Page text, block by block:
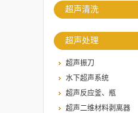
超声清洗
超声处理
超声振刀
水下超声系统
超声反应釜、瓶
超声二维材料剥离器